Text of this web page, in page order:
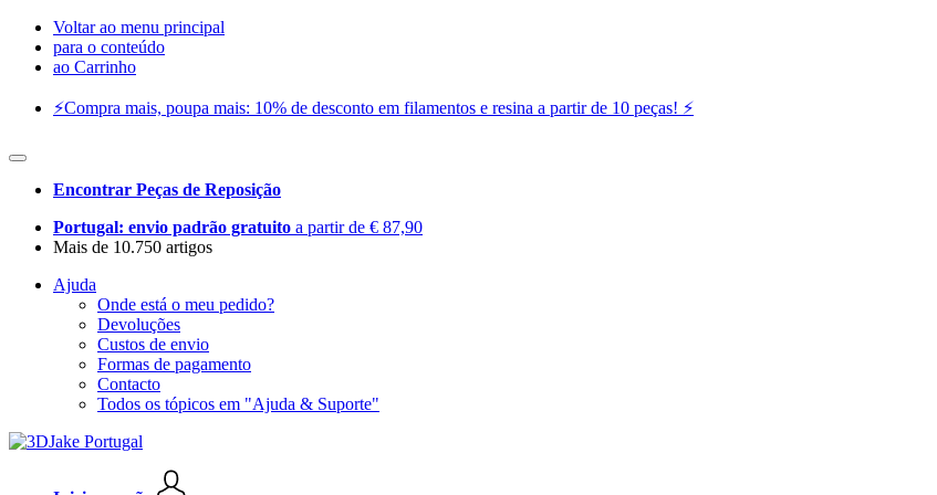
Voltar ao menu principal
para o conteúdo
ao Carrinho
⚡️Compra mais, poupa mais: 10% de desconto em filamentos e resina a partir de 10 peças! ⚡️
Encontrar Peças de Reposição
Portugal: envio padrão gratuito a partir de € 87,90
Mais de 10.750 artigos
Ajuda
Onde está o meu pedido?
Devoluções
Custos de envio
Formas de pagamento
Contacto
Todos os tópicos em "Ajuda & Suporte"